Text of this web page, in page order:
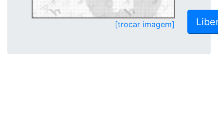
[trocar imagem]